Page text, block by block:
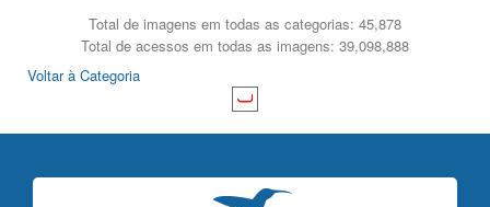
Total de imagens em todas as categorias: 45,878
Total de acessos em todas as imagens: 39,098,888
Voltar à Categoria